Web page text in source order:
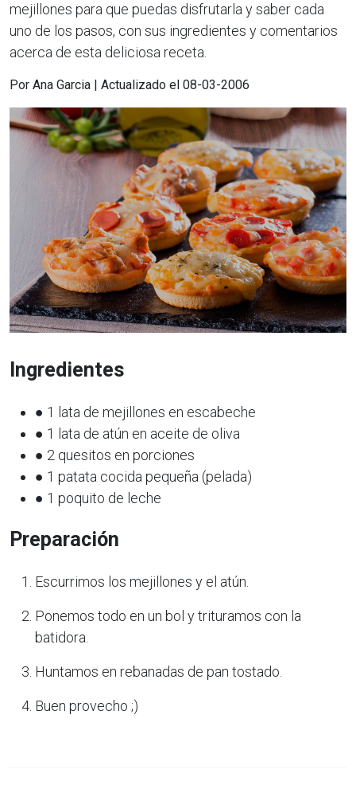
mejillones para que puedas disfrutarla y saber cada
uno de los pasos, con sus ingredientes y comentarios
acerca de esta deliciosa receta.
Por Ana Garcia | Actualizado el 08-03-2006
Ingredientes
● 1 lata de mejillones en escabeche
● 1 lata de atún en aceite de oliva
● 2 quesitos en porciones
● 1 patata cocida pequeña (pelada)
● 1 poquito de leche
Preparación
Escurrimos los mejillones y el atún.
Ponemos todo en un bol y trituramos con la
batidora.
Huntamos en rebanadas de pan tostado.
Buen provecho ;)